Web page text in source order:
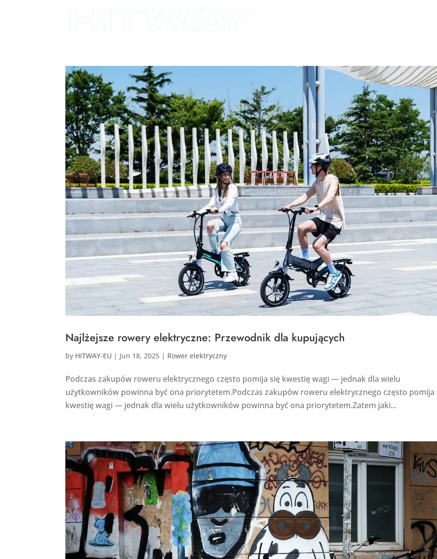
Najlżejsze rowery elektryczne: Przewodnik dla kupujących
by HITWAY-EU | Jun 18, 2025 | Rower elektryczny
Podczas zakupów roweru elektrycznego często pomija się kwestię wagi — jednak dla wielu
użytkowników powinna być ona priorytetem.Podczas zakupów roweru elektrycznego często pomija
kwestię wagi — jednak dla wielu użytkowników powinna być ona priorytetem.Zatem jaki...